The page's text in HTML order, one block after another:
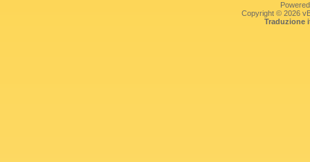
Copyright © 2026
Traduzione